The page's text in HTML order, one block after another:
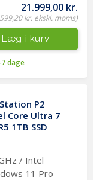
21.999,00 kr.
kr. ekskl. moms)
dage
Læg i kurv
P2
Core Ultra 7
1TB SSD
/ Intel
11 Pro